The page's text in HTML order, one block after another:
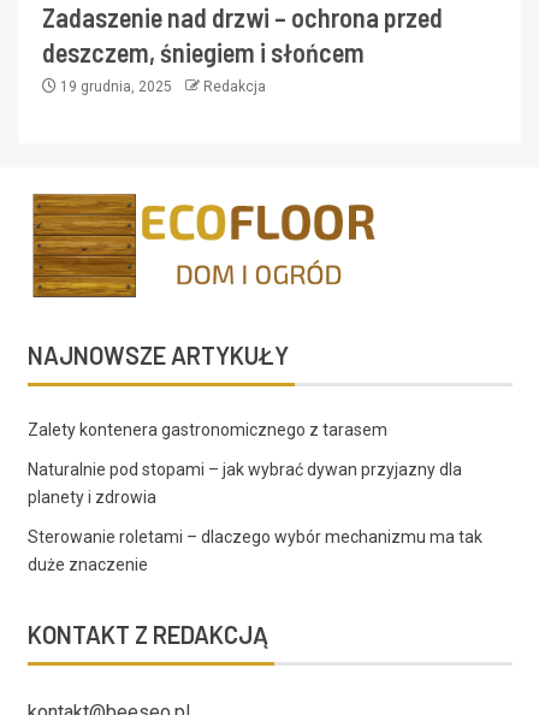
Zadaszenie nad drzwi – ochrona przed
deszczem, śniegiem i słońcem
19 grudnia, 2025 Redakcja
NAJNOWSZE ARTYKUŁY
Zalety kontenera gastronomicznego z tarasem
Naturalnie pod stopami – jak wybrać dywan przyjazny dla
planety i zdrowia
Sterowanie roletami – dlaczego wybór mechanizmu ma tak
duże znaczenie
KONTAKT Z REDAKCJĄ